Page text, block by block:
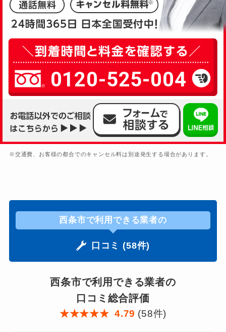
0120-525-004
※交通費、お客様の都合でのキャンセル料は別途発生する場合があります。
西条市で利用できる業者の
口コミ (58件)
西条市で利用できる業者の
口コミ総合評価
★★★★★ 4.79 (58件)